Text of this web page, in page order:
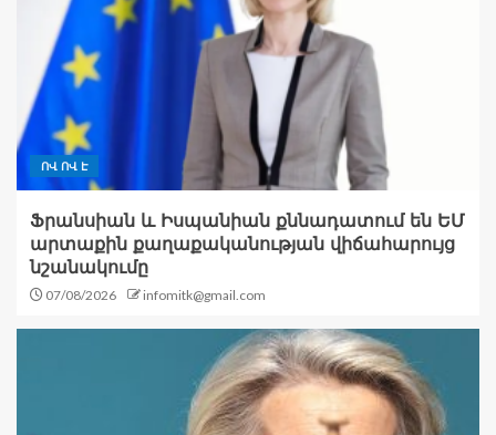
ՈՎ ՈՎ Է
Ֆրանսիան և Իսպանիան քննադատում են ԵՄ
արտաքին քաղաքականության վիճահարույց
նշանակումը
07/08/2026 infomitk@gmail.com